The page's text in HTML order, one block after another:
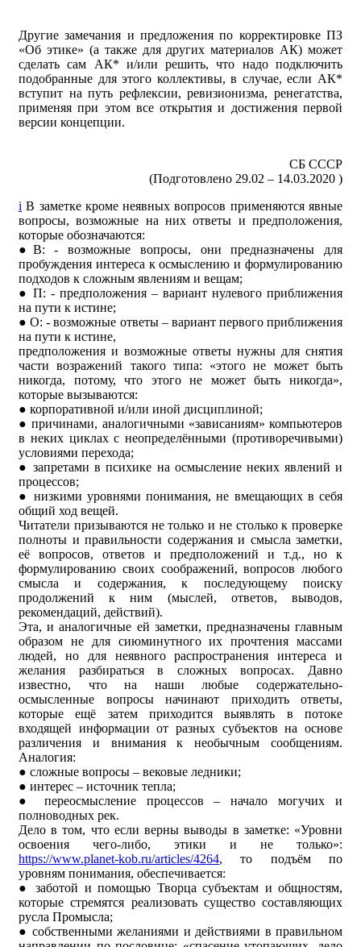
Другие замечания и предложения по корректировке ПЗ
«Об этике» (а также для других материалов АК) может
сделать сам АК* и/или решить, что надо подключить
подобранные для этого коллективы, в случае, если АК*
вступит на путь рефлексии, ревизионизма, ренегатства,
применяя при этом все открытия и достижения первой
версии концепции.
СБ СССР
(Подготовлено 29.02 – 14.03.2020 )
i В заметке кроме неявных вопросов применяются явные
вопросы, возможные на них ответы и предположения,
которые обозначаются:
●В: - возможные вопросы, они предназначены для
пробуждения интереса к осмыслению и формулированию
подходов к сложным явлениям и вещам;
● П: - предположения – вариант нулевого приближения
на пути к истине;
● О: - возможные ответы – вариант первого приближения
на пути к истине,
предположения и возможные ответы нужны для снятия
части возражений такого типа: «этого не может быть
никогда, потому, что этого не может быть никогда»,
которые вызываются:
● корпоративной и/или иной дисциплиной;
● причинами, аналогичными «зависаниям» компьютеров
в неких циклах с неопределёнными (противоречивыми)
условиями перехода;
● запретами в психике на осмысление неких явлений и
процессов;
● низкими уровнями понимания, не вмещающих в себя
общий ход вещей.
Читатели призываются не только и не столько к проверке
полноты и правильности содержания и смысла заметки,
её вопросов, ответов и предположений и т.д., но к
формулированию своих соображений, вопросов любого
смысла и содержания, к последующему поиску
продолжений к ним (мыслей, ответов, выводов,
рекомендаций, действий).
Эта, и аналогичные ей заметки, предназначены главным
образом не для сиюминутного их прочтения массами
людей, но для неявного распространения интереса и
желания разбираться в сложных вопросах. Давно
известно, что на наши любые содержательно-
осмысленные вопросы начинают приходить ответы,
которые ещё затем приходится выявлять в потоке
входящей информации от разных субъектов на основе
различения и внимания к необычным сообщениям.
Аналогия:
● сложные вопросы – вековые ледники;
● интерес – источник тепла;
● переосмысление процессов – начало могучих и
полноводных рек.
Дело в том, что если верны выводы в заметке: «Уровни
освоения чего-либо, этики и не только»:
https://www.planet-kob.ru/articles/4264,то подъём по
уровням понимания, обеспечивается:
● заботой и помощью Творца субъектам и общностям,
которые стремятся реализовать существо составляющих
русла Промысла;
● собственными желаниями и действиями в правильном